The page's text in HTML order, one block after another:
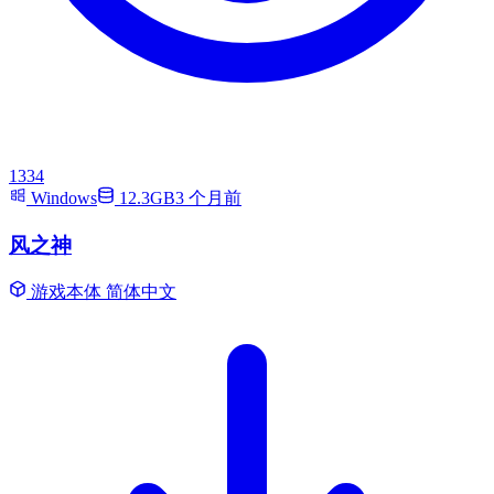
1334
Windows
12.3GB3 个月前
风之神
游戏本体 简体中文